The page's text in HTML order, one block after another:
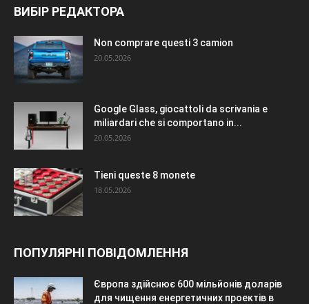
ВИБІР РЕДАКТОРА
Non comprare questi 3 camion
20.05.2026
Google Glass, giocattoli da scrivania e
miliardari che si comportano in...
20.05.2026
Tieni queste 8 monete
18.05.2026
ПОПУЛЯРНІ ПОВІДОМЛЕННЯ
Європа здійснює 600 мільйонів доларів
для чищення енергетичних проектів в